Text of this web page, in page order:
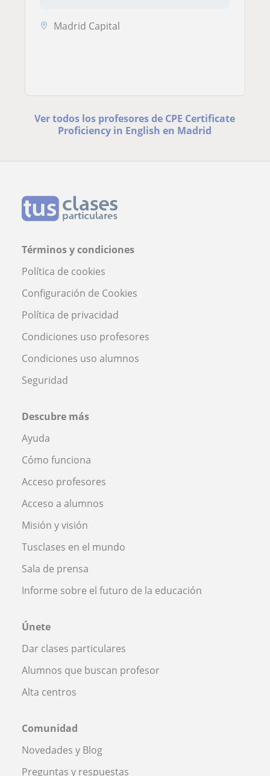
Madrid Capital
Ver todos los profesores de CPE Certificate
Proficiency in English en Madrid
Términos y condiciones
Política de cookies
Configuración de Cookies
Política de privacidad
Condiciones uso profesores
Condiciones uso alumnos
Seguridad
Descubre más
Ayuda
Cómo funciona
Acceso profesores
Acceso a alumnos
Misión y visión
Tusclases en el mundo
Sala de prensa
Informe sobre el futuro de la educación
Únete
Dar clases particulares
Alumnos que buscan profesor
Alta centros
Comunidad
Novedades y Blog
Preguntas y respuestas